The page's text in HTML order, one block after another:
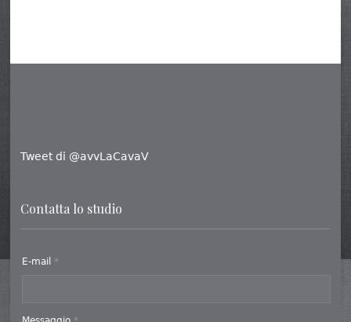
Tweet di @avvLaCavaV
Contatta lo studio
E-mail *